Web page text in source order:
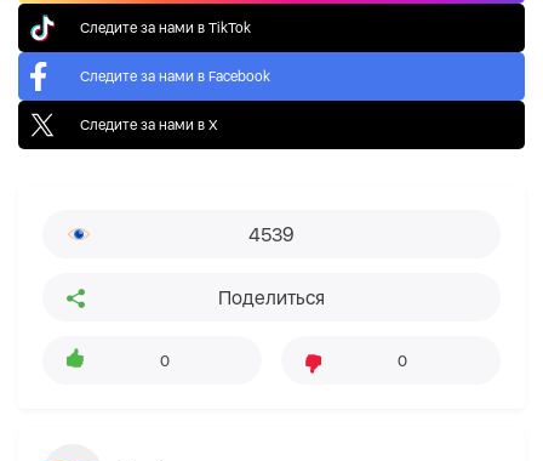
Следите за нами в TikTok
Следите за нами в Facebook
Следите за нами в X
4539
Поделиться
0 0